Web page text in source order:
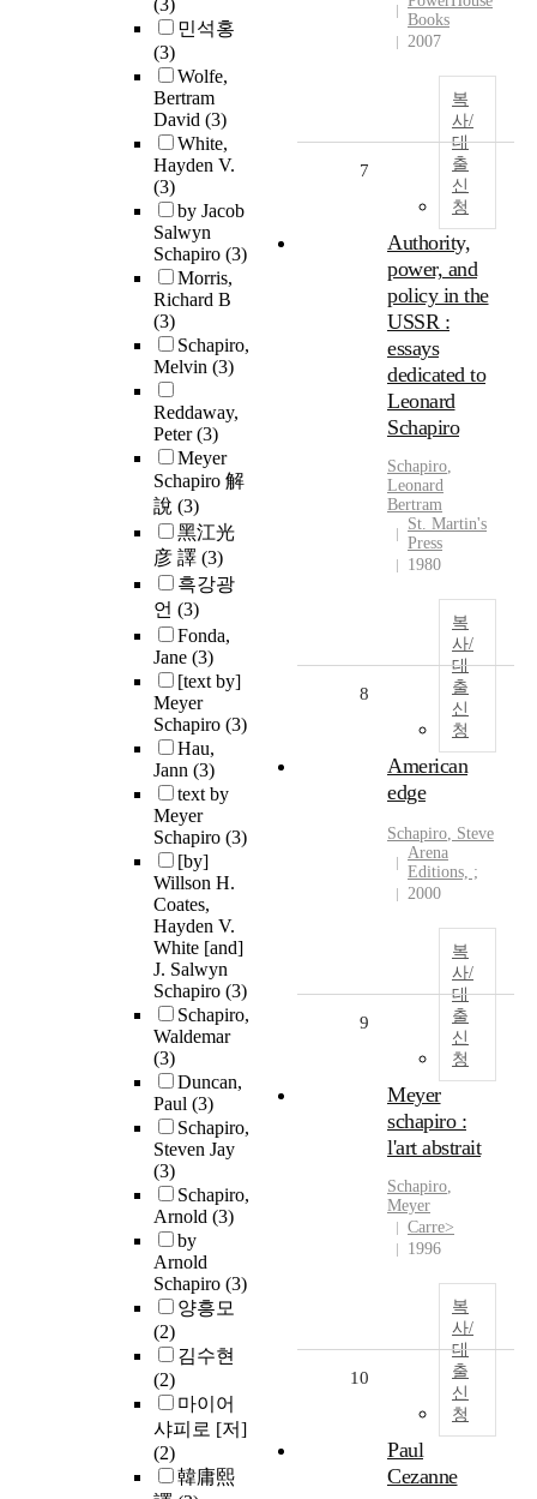
(3)
민석홍
(3)
Wolfe,
Bertram
David (3)
White,
Hayden V.
(3)
by Jacob
Salwyn
Schapiro (3)
Morris,
Richard B
(3)
Schapiro,
Melvin (3)
Reddaway,
Peter(3)
Meyer
Schapiro 解
說 (3)
黑江光
彦 譯 (3)
흑강광
언 (3)
Fonda,
Jane (3)
[text by]
Meyer
Schapiro (3)
Hau,
Jann (3)
text by
Meyer
Schapiro (3)
[by]
Willson H.
Coates,
Hayden V.
White [and]
J. Salwyn
Schapiro (3)
Schapiro,
Waldemar
(3)
Duncan,
Paul (3)
Schapiro,
Steven Jay
(3)
Schapiro,
Arnold (3)
by
Arnold
Schapiro (3)
양흥모
(2)
김수현
(2)
마이어
샤피로 [저]
(2)
韓庸熙
Books
2007
복
사/
대
출
신
청
7
Authority,
power, and
policy in the
USSR :
essays
dedicated to
Leonard
Schapiro
Schapiro,
Leonard
Bertram
St. Martin's
Press
1980
복
사/
대
출
신
청
8
American
edge
Schapiro, Steve
Arena
Editions, ;
2000
복
사/
대
출
신
청
9
Meyer
schapiro :
l'art abstrait
Schapiro,
Meyer
Carre>
1996
복
사/
대
출
신
청
10
Paul
Cezanne